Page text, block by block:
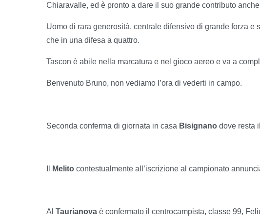
Chiaravalle, ed è pronto a dare il suo grande contributo
Uomo di rara generosità, centrale difensivo di grande forza e
che in una difesa a quattro.
Tascon è abile nella marcatura e nel gioco aereo e va a
Benvenuto Bruno, non vediamo l’ora di vederti in campo.
Seconda conferma di giornata in casa Bisignano dove resta
Melito contestualmente all’iscrizione al campionato
Al Taurianova è confermato il centrocampista, classe 99,